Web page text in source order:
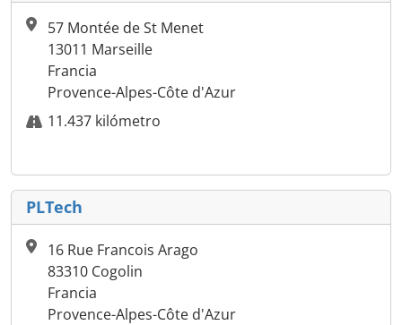
57 Montée de St Menet
13011 Marseille
Francia
Provence-Alpes-Côte d'Azur
11.437 kilómetro
PLTech
16 Rue Francois Arago
83310 Cogolin
Francia
Provence-Alpes-Côte d'Azur